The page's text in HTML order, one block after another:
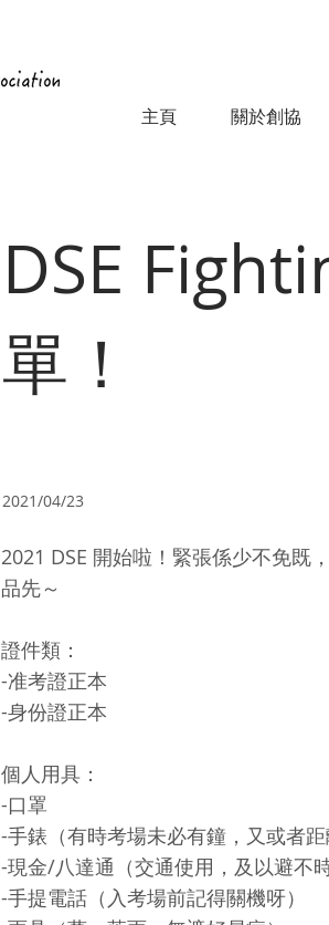
主頁 關於創協
DSE
單！
2021/04/23
2021 DSE 開始啦！緊張係少不免既
品先～
證件類：
-准考證正本
-身份證正本
個人用具：
-口罩
-手錶（有時考場未必有鐘，又或者距
-現金/八達通（交通使用，及以避不時
-手提電話（入考場前記得關機呀）